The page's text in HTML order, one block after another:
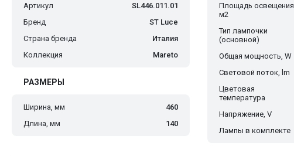
Артикул
SL446.011.01
Бренд
ST Luce
Страна бренда
Италия
Коллекция
Mareto
РАЗМЕРЫ
Ширина, мм
460
Длина, мм
140
Площадь освещения,
м2
Тип лампочки
(основной)
Общая мощность, W
Световой поток, lm
Цветовая
температура
Напряжение, V
Лампы в комплекте